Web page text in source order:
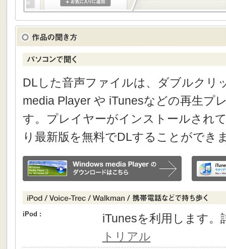
DLした音声ファイルは、ダブルクリ
media Player や iTunesなどの再生プ
す。プレイヤーがインストールされ
り最新版を無料でDLすることができ
iPod :
iTunesを利用します
トリアル